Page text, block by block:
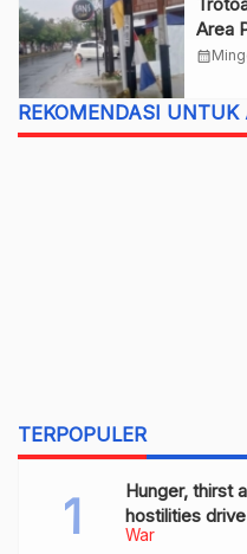
Area
calendar_month
REKOMENDASI UNTUK
TERPOPULER
War
Hunger, thirst
hostilities
of collapse